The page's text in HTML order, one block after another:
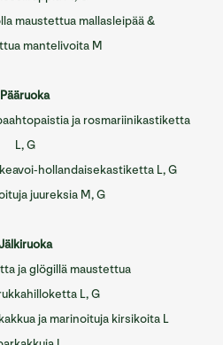
maustettua mallasleipää &
mantelivoita M
Pääruoka
ja rosmariinikastiketta
L, G
hollandaisekastiketta L, G
juureksia M, G
ja glögillä maustettua
L, G
ja marinoituja kirsikoita L